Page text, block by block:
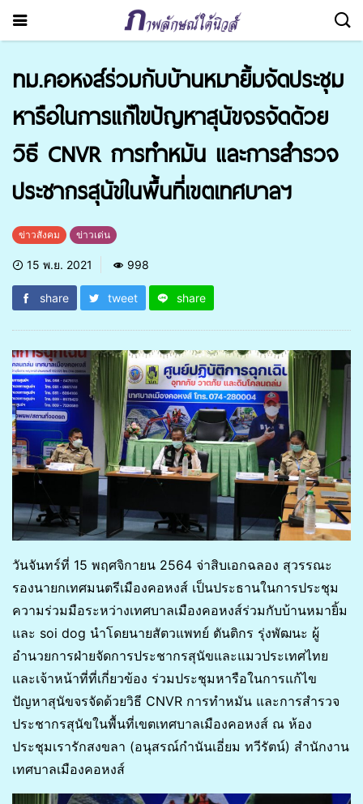
ทม.คอหงส์ร่วมกับบ้านหมายิ้มจัดประชุม
หารือในการแก้ไขปัญหาสุนัขจรจัดด้วย
วิธี CNVR การทำหมัน และการสำรวจ
ประชากรสุนัขในพื้นที่เขตเทศบาลฯ
ข่าวสังคม ข่าวเด่น
15 พ.ย. 2021 998
share tweet share
วันจันทร์ที่ 15 พฤศจิกายน 2564 จ่าสิบเอกฉลอง สุวรรณะ
รองนายกเทศมนตรีเมืองคอหงส์ เป็นประธานในการประชุม
ความร่วมมือระหว่างเทศบาลเมืองคอหงส์ร่วมกับบ้านหมายิ้ม
และ soi dog นำโดยนายสัตวแพทย์ ตันติกร รุ่งพัฒนะ ผู้
อำนวยการฝ่ายจัดการประชากรสุนัขและแมวประเทศไทย
และเจ้าหน้าที่ที่เกี่ยวข้อง ร่วมประชุมหารือในการแก้ไข
ปัญหาสุนัขจรจัดด้วยวิธี CNVR การทำหมัน และการสำรวจ
ประชากรสุนัขในพื้นที่เขตเทศบาลเมืองคอหงส์ ณ ห้อง
ประชุมเรารักสงขลา (อนุสรณ์กำนันเอี่ยม ทวีรัตน์) สำนักงาน
เทศบาลเมืองคอหงส์